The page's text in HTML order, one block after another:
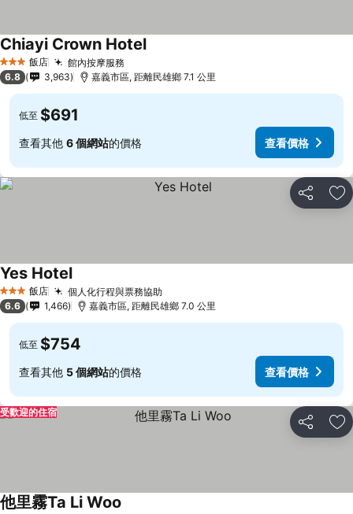
3 星級 飯店 館內按摩服務
Chiayi Crown Hotel
6.8 3,963 嘉義市區, 距離民雄鄉 7.1 公里
低至 $691
查看其他 6 個網站的價格 查看價格
分享 加
3 星級 飯店 個人化行程與票務協助
Yes Hotel
6.6 1,466 嘉義市區, 距離民雄鄉 7.0 公里
低至 $754
查看其他 5 個網站的價格 查看價格
分享 加
受歡迎的住宿
他里霧Ta Li Woo